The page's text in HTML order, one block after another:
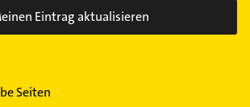
Eintrag aktualisieren
Seiten